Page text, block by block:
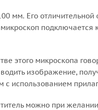
мм. Его
этого микроскопа
изображение,
использованием
можно при